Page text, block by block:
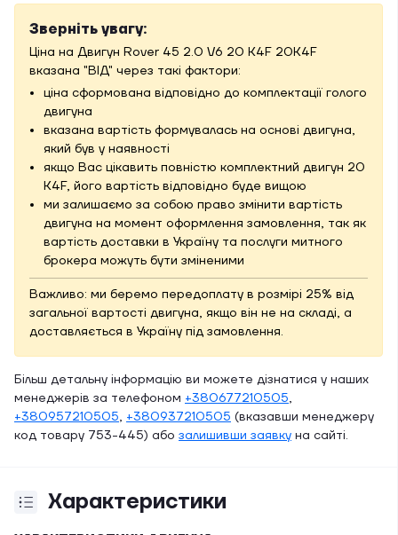
Зверніть увагу:
Ціна на Двигун Rover 45 2.0 V6 20 K4F 20K4F
вказана "ВІД" через такі фактори:
ціна сформована відповідно до комплектації голого
двигуна
вказана вартість формувалась на основі двигуна,
який був у наявності
якщо Вас цікавить повністю комплектний двигун 20
K4F, його вартість відповідно буде вищою
ми залишаємо за собою право змінити вартість
двигуна на момент оформлення замовлення, так як
вартість доставки в Україну та послуги митного
брокера можуть бути зміненими
Важливо: ми беремо передоплату в розмірі 25% від
загальної вартості двигуна, якщо він не на складі, а
доставляється в Україну під замовлення.
Більш детальну інформацію ви можете дізнатися у наших
менеджерів за телефоном +380677210505,
+380957210505, +380937210505 (вказавши менеджеру
код товару 753-445) або залишивши заявку на сайті.
Характеристики